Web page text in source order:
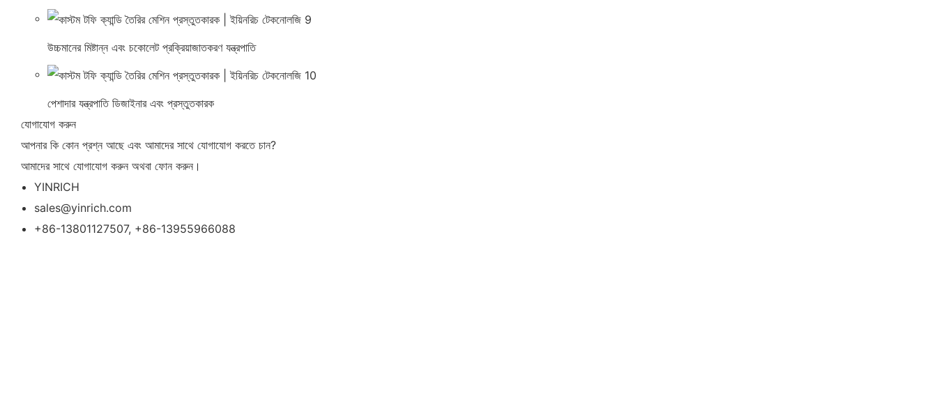
উচ্চমানের মিষ্টান্ন এবং চকোলেট প্রক্রিয়াজাতকরণ যন্ত্রপাতি
পেশাদার যন্ত্রপাতি ডিজাইনার এবং প্রস্তুতকারক
যোগাযোগ করুন
আপনার কি কোন প্রশ্ন আছে এবং আমাদের সাথে যোগাযোগ করতে চান?
আমাদের সাথে যোগাযোগ করুন অথবা ফোন করুন।
YINRICH
sales@yinrich.com
+86-13801127507, +86-13955966088